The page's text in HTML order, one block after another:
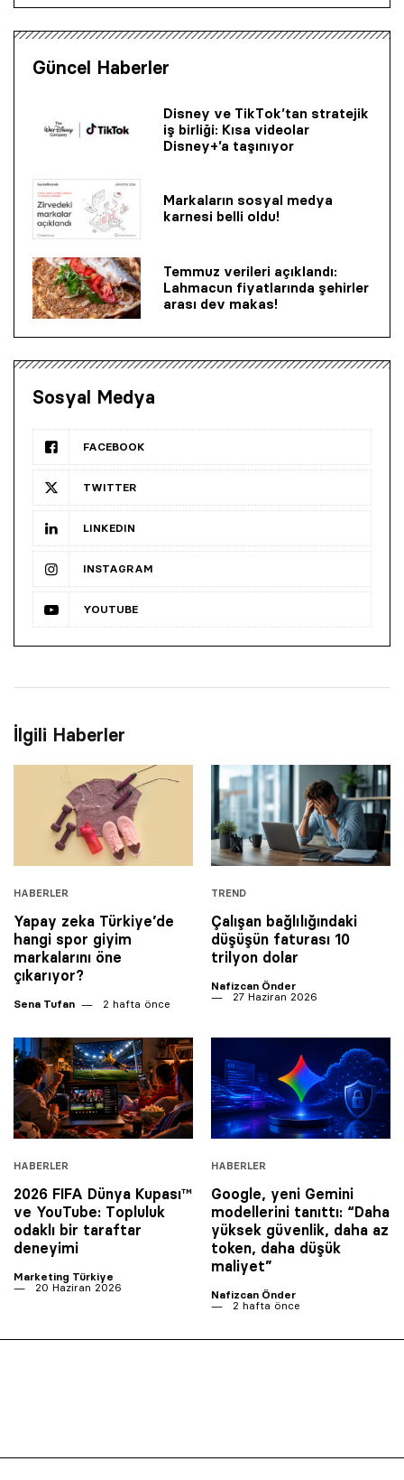
Güncel Haberler
Disney ve TikTok’tan stratejik
iş birliği: Kısa videolar
Disney+’a taşınıyor
Markaların sosyal medya
karnesi belli oldu!
Temmuz verileri açıklandı:
Lahmacun fiyatlarında şehirler
arası dev makas!
Sosyal Medya
FACEBOOK
TWITTER
LINKEDIN
INSTAGRAM
YOUTUBE
İlgili Haberler
HABERLER
Yapay zeka Türkiye’de
hangi spor giyim
markalarını öne
çıkarıyor?
Sena Tufan 2 hafta önce
TREND
Çalışan bağlılığındaki
düşüşün faturası 10
trilyon dolar
Nafizcan Önder
27 Haziran 2026
HABERLER
2026 FIFA Dünya Kupası™
ve YouTube: Topluluk
odaklı bir taraftar
deneyimi
Marketing Türkiye
20 Haziran 2026
HABERLER
Google, yeni Gemini
modellerini tanıttı: “Daha
yüksek güvenlik, daha az
token, daha düşük
maliyet”
Nafizcan Önder
2 hafta önce